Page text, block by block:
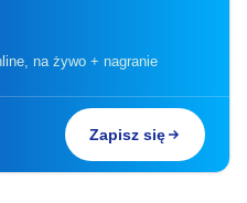
na żywo + nagranie
Zapisz się